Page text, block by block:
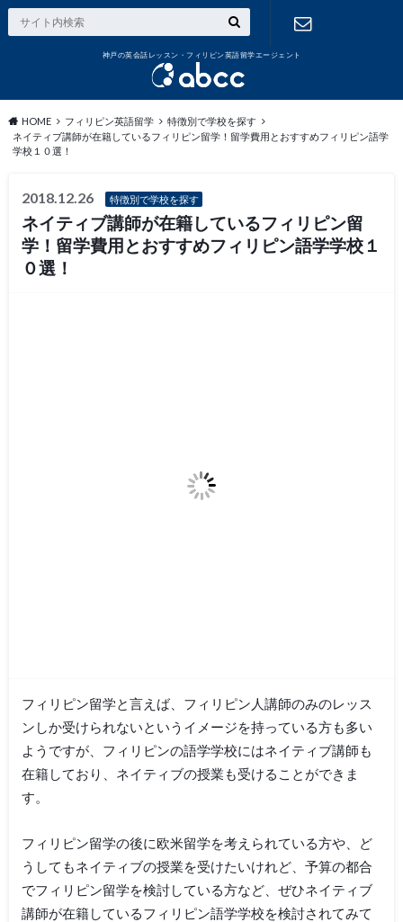
神戸の英会話レッスン・フィリピン英語留学エージェント
HOME フィリピン英語留学
特徴別で学校を探す
ネイティブ講師が在籍しているフィリピン留学！留学費用とおすすめフィリピン語学
学校１０選！
2018.12.26 特徴別で学校を探す
ネイティブ講師が在籍しているフィリピン留
学！留学費用とおすすめフィリピン語学学校１
０選！
フィリピン留学と言えば、フィリピン人講師のみのレッス
ンしか受けられないというイメージを持っている方も多い
ようですが、フィリピンの語学学校にはネイティブ講師も
在籍しており、ネイティブの授業も受けることができま
す。
フィリピン留学の後に欧米留学を考えられている方や、ど
うしてもネイティブの授業を受けたいけれど、予算の都合
でフィリピン留学を検討している方など、ぜひネイティブ
講師が在籍しているフィリピン語学学校を検討されてみて